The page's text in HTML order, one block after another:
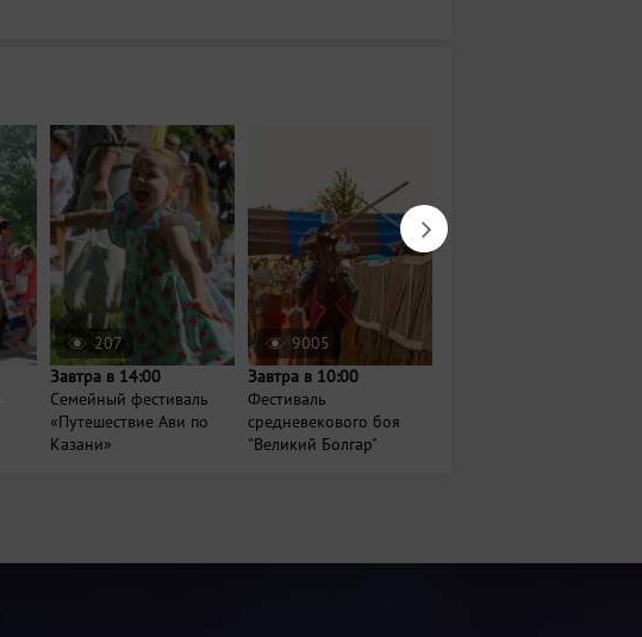
207
Завтра в 14:00
Семейный фестиваль
«Путешествие Ави по
Казани»
9005
Завтра в 10:00
Фестиваль
средневекового боя
"Великий Болгар"